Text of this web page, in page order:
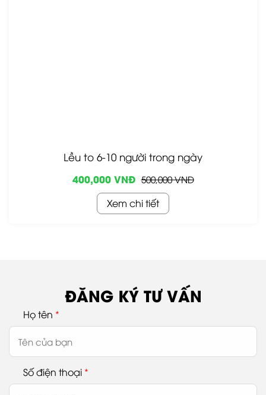
Lều to 6-10 người trong ngày
400,000 VNĐ 500,000 VNĐ
Xem chi tiết
ĐĂNG KÝ TƯ VẤN
Họ tên *
Số điện thoại *